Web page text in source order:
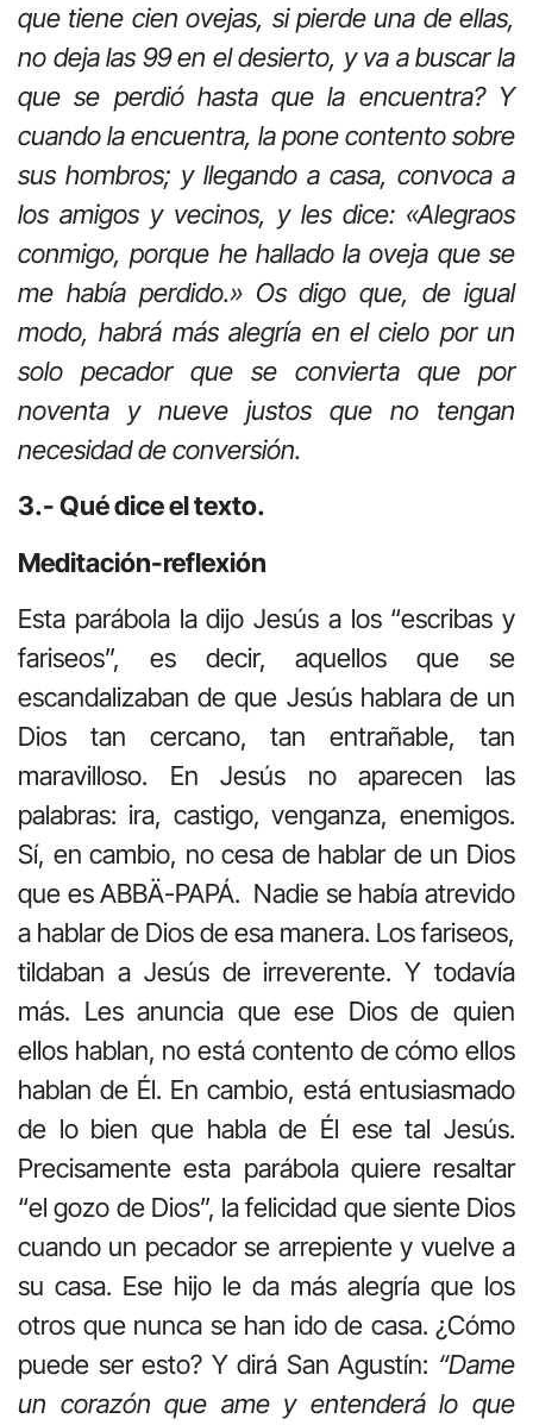
que tiene cien ovejas, si pierde una de ellas,
no deja las 99 en el desierto, y va a buscar la
que se perdió hasta que la encuentra? Y
cuando la encuentra, la pone contento sobre
sus hombros; y llegando a casa, convoca a
los amigos y vecinos, y les dice: «Alegraos
conmigo, porque he hallado la oveja que se
me había perdido.» Os digo que, de igual
modo, habrá más alegría en el cielo por un
solo pecador que se convierta que por
noventa y nueve justos que no tengan
necesidad de conversión.
3.- Qué dice el texto.
Meditación-reflexión
Esta parábola la dijo Jesús a los “escribas y
fariseos”, es decir, aquellos que se
escandalizaban de que Jesús hablara de un
Dios tan cercano, tan entrañable, tan
maravilloso. En Jesús no aparecen las
palabras: ira, castigo, venganza, enemigos.
Sí, en cambio, no cesa de hablar de un Dios
que es ABBÄ-PAPÁ. Nadie se había atrevido
a hablar de Dios de esa manera. Los fariseos,
tildaban a Jesús de irreverente. Y todavía
más. Les anuncia que ese Dios de quien
ellos hablan, no está contento de cómo ellos
hablan de Él. En cambio, está entusiasmado
de lo bien que habla de Él ese tal Jesús.
Precisamente esta parábola quiere resaltar
“el gozo de Dios”, la felicidad que siente Dios
cuando un pecador se arrepiente y vuelve a
su casa. Ese hijo le da más alegría que los
otros que nunca se han ido de casa. ¿Cómo
puede ser esto? Y dirá San Agustín: “Dame
un corazón que ame y entenderá lo que